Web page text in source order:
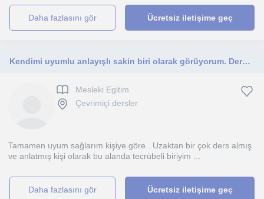
daha fazlasını gör Ücretsiz iletişime geç
Kendimi uyumlu anlayışlı sakin biri olarak görüyorum. Derslerim öğrenmek isteyen herkese açık
Mesleki Egitim
Çevrimiçi dersler
Tamamen uyum sağlarım kişiye göre . Uzaktan bir çok ders almış
ve anlatmış kişi olarak bu alanda tecrübeli biriyim ...
daha fazlasını gör Ücretsiz iletişime geç